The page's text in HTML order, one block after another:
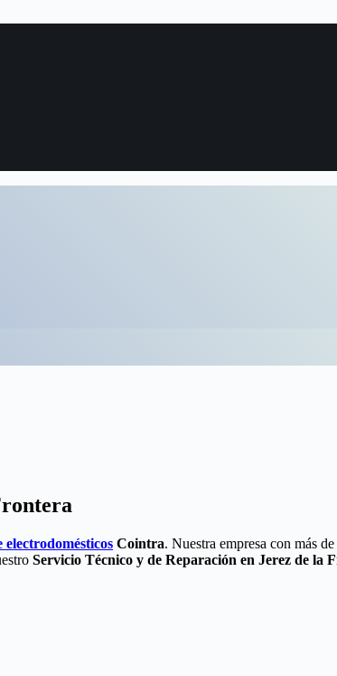
electrodomésticos Cointra. Nuestra empresa con más
Servicio Técnico y de Reparación en Jerez de la